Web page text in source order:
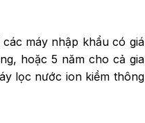
máy nhập khẩu có giá
hoặc 5 năm cho cả gia
lọc nước ion kiềm thông